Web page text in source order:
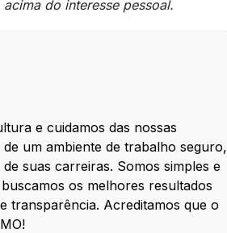
acima do interesse pessoal.
e cuidamos das nossas
um ambiente de trabalho seguro,
suas carreiras. Somos simples e
os melhores resultados
transparência. Acreditamos que o